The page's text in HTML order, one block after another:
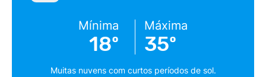
Mínima
18º
Máxima
35º
Muitas nuvens com curtos períodos de sol.